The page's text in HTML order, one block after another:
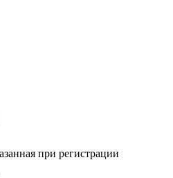
при регистрации